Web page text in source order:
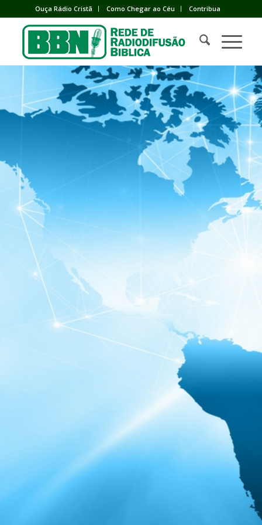
Ouça Rádio Cristã Como Chegar ao Céu Contribua